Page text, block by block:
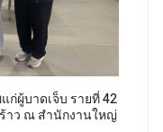
ก่ผู้บาดเจ็บ รายที่ 42
าว ณ สำนักงานใหญ่